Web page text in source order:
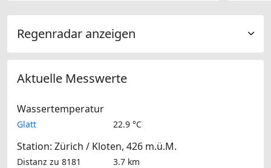
Regenradar anzeigen
Aktuelle Messwerte
Wassertemperatur
Glatt 22.9 °C
Station: Zürich / Kloten, 426 m.ü.M.
Distanz zu 8181
3.7 km